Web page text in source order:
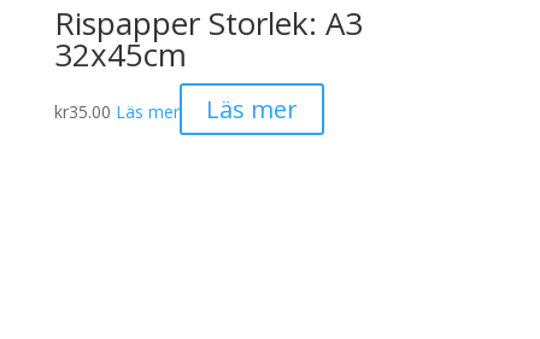
Rispapper Storlek: A3
32x45cm
kr35.00 Läs mer Läs mer